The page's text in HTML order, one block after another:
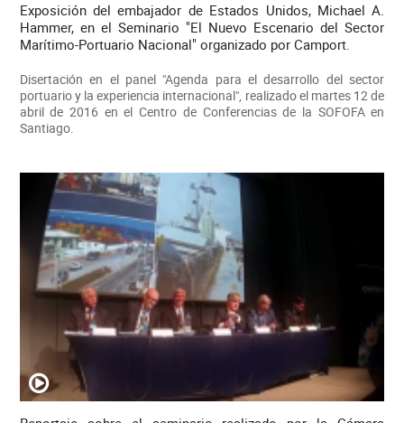
Exposición del embajador de Estados Unidos, Michael A.
Hammer, en el Seminario "El Nuevo Escenario del Sector
Marítimo-Portuario Nacional" organizado por Camport.
Disertación en el panel "Agenda para el desarrollo del sector
portuario y la experiencia internacional", realizado el martes 12 de
abril de 2016 en el Centro de Conferencias de la SOFOFA en
Santiago.